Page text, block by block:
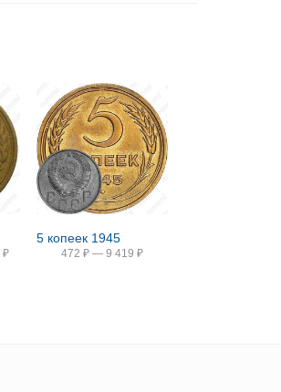
₽
5 копеек 1945
472 ₽ — 9 419 ₽